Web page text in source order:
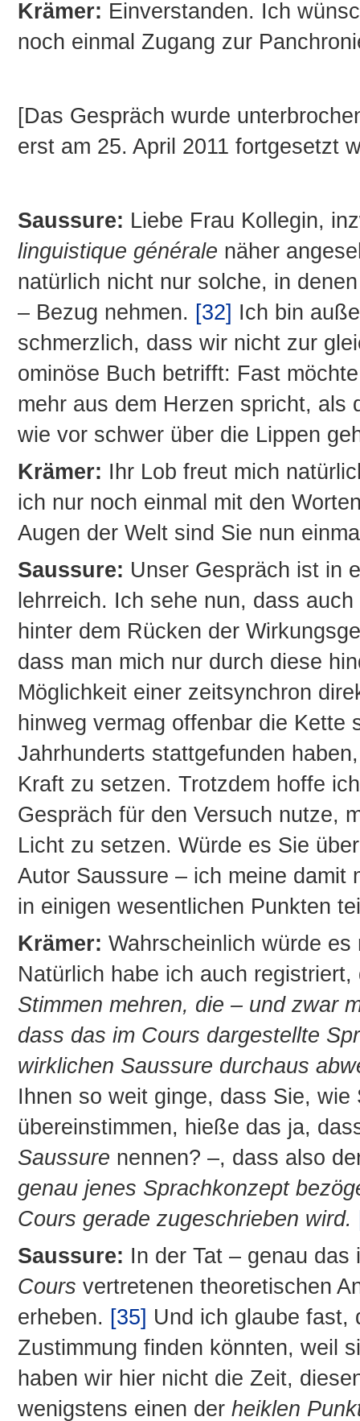
Krämer: Einverstanden. Ich
noch einmal Zugang zur
[Das Gespräch wurde
erst am 25. April 2011 fortgesetzt
Saussure: Liebe Frau Kollegin,
linguistique générale näher
natürlich nicht nur solche, in
– Bezug nehmen. [32] Ich bin
schmerzlich, dass wir nicht zur
ominöse Buch betrifft: Fast
mehr aus dem Herzen spricht, als
wie vor schwer über die Lippen
Krämer: Ihr Lob freut mich
ich nur noch einmal mit den
Augen der Welt sind Sie nun
Saussure: Unser Gespräch ist in
lehrreich. Ich sehe nun, dass
hinter dem Rücken der
dass man mich nur durch diese
Möglichkeit einer zeitsynchron
hinweg vermag offenbar die Kette
Jahrhunderts stattgefunden
Kraft zu setzen. Trotzdem hoffe
Gespräch für den Versuch nutze,
Licht zu setzen. Würde es Sie
Autor Saussure – ich meine
in einigen wesentlichen Punkten
Krämer: Wahrscheinlich würde
Natürlich habe ich auch
Stimmen mehren, die – und zwar
dass das im Cours dargestellte
wirklichen Saussure durchaus
Ihnen so weit ginge, dass Sie,
übereinstimmen, hieße das ja,
Saussure nennen? –, dass also
genau jenes Sprachkonzept
Cours gerade zugeschrieben wird.
Saussure: In der Tat – genau
Cours vertretenen theoretischen
erheben. [35] Und ich glaube fast,
Zustimmung finden könnten, weil
haben wir hier nicht die Zeit,
wenigstens einen der heiklen